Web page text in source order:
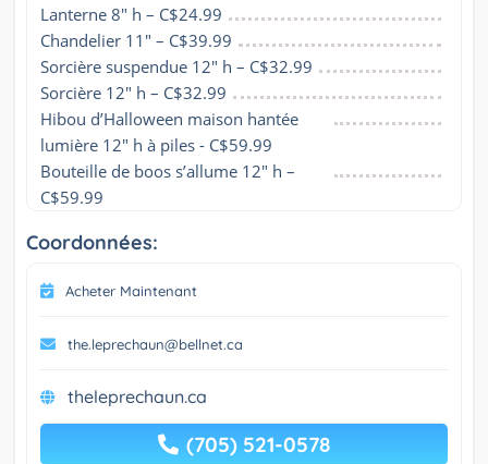
Lanterne 8" h – C$24.99
Chandelier 11" – C$39.99
Sorcière suspendue 12" h – C$32.99
Sorcière 12" h – C$32.99
Hibou d’Halloween maison hantée
lumière 12" h à piles - C$59.99
Bouteille de boos s’allume 12" h –
C$59.99
Coordonnées:
Acheter Maintenant
the.leprechaun@bellnet.ca
theleprechaun.ca
(705) 521-0578